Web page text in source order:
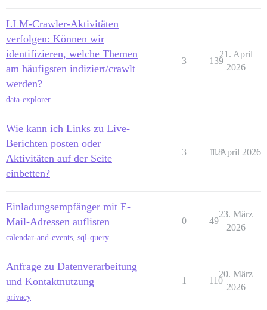
LLM-Crawler-Aktivitäten
verfolgen: Können wir
identifizieren, welche Themen
am häufigsten indiziert/crawlt
werden?
data-explorer
3 139
21. April
2026
Wie kann ich Links zu Live-
Berichten posten oder
Aktivitäten auf der Seite
einbetten?
3 118
1. April 2026
Einladungsempfänger mit E-
Mail-Adressen auflisten
calendar-and-events, sql-query
0 49
23. März
2026
Anfrage zu Datenverarbeitung
und Kontaktnutzung
privacy
1 110
20. März
2026